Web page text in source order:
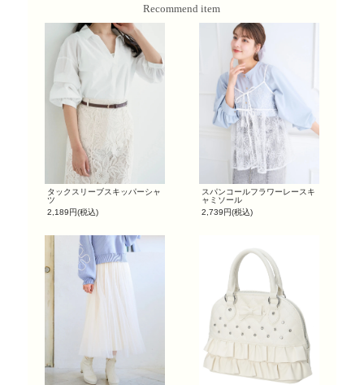
Recommend item
タックスリーブスキッパーシャ
ツ
2,189円(税込)
スパンコールフラワーレースキ
ャミソール
2,739円(税込)